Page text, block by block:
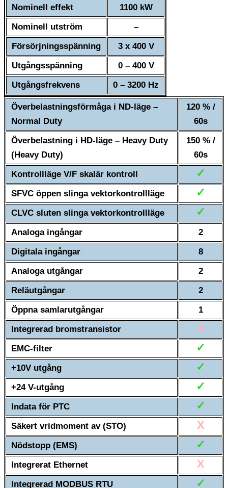
Nominell effekt
1100 kW
Nominell utström
–
Försörjningsspänning
3 x 400 V
Utgångsspänning
0 – 400 V
Utgångsfrekvens
0 – 3200 Hz
Överbelastningsförmåga i ND-läge –
Normal Duty
120 % /
60s
Överbelastning i HD-läge – Heavy Duty
(Heavy Duty)
150 % /
60s
Kontrollläge V/F skalär kontroll
✓
SFVC öppen slinga vektorkontrollläge ✓
CLVC sluten slinga vektorkontrollläge ✓
Analoga ingångar
2
Digitala ingångar
8
Analoga utgångar
2
Reläutgångar
2
Öppna samlarutgångar
1
Integrerad bromstransistor
X
EMC-filter ✓
+10V utgång ✓
+24 V-utgång ✓
Indata för PTC ✓
Säkert vridmoment av (STO) X
Nödstopp (EMS) ✓
Integrerat Ethernet X
Integrerad MODBUS RTU ✓